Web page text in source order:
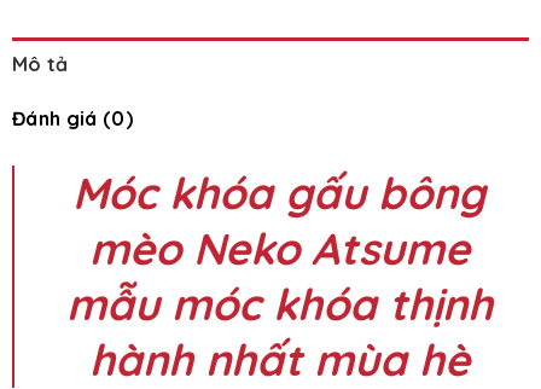
Mô tả
Đánh giá (0)
Móc khóa gấu bông
mèo Neko Atsume
mẫu móc khóa thịnh
hành nhất mùa hè